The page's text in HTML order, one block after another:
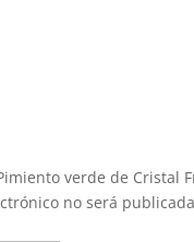
verde de Cristal
no será